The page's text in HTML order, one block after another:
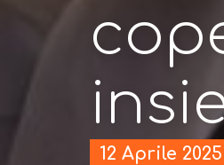
12 Aprile 2025